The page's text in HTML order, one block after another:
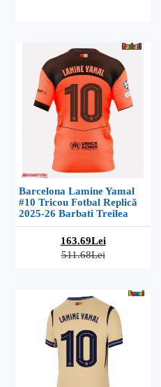
Barcelona Lamine Yamal
#10 Tricou Fotbal Replică
2025-26 Barbati Treilea
163.69Lei
511.68Lei